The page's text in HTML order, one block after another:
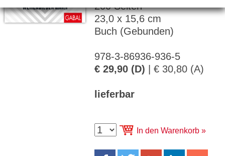
200 Seiten
23,0 x 15,6 cm
Buch (Gebunden)
978-3-86936-936-5
€ 29,90 (D) | € 30,80 (A)
lieferbar
In den Warenkorb
Name
Anbiet
er
Zweck
Speichert den Zustimmungsstatus des
90